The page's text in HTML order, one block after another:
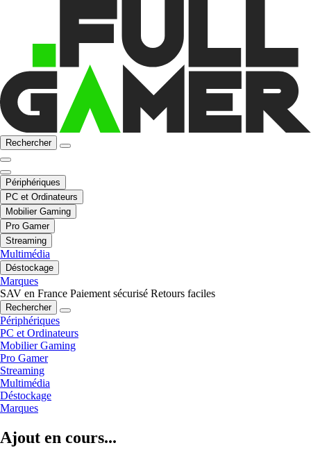
Rechercher
Périphériques
PC et Ordinateurs
Mobilier Gaming
Pro Gamer
Streaming
Multimédia
Déstockage
Marques
SAV en France Paiement sécurisé Retours faciles
Rechercher
Périphériques
PC et Ordinateurs
Mobilier Gaming
Pro Gamer
Streaming
Multimédia
Déstockage
Marques
Ajout en cours...